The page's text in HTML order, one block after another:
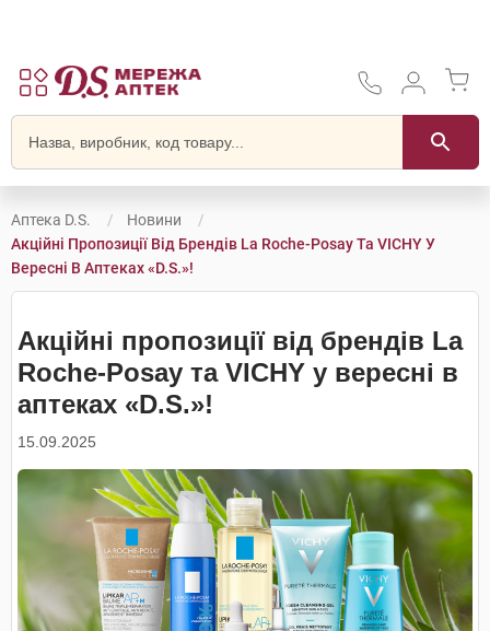
Аптека D.S.
Новини
Акційні Пропозиції Від Брендів La Roche-Posay Та VICHY У
Вересні В Аптеках «D.S.»!
Акційні пропозиції від брендів La
Roche-Posay та VICHY у вересні в
аптеках «D.S.»!
15.09.2025